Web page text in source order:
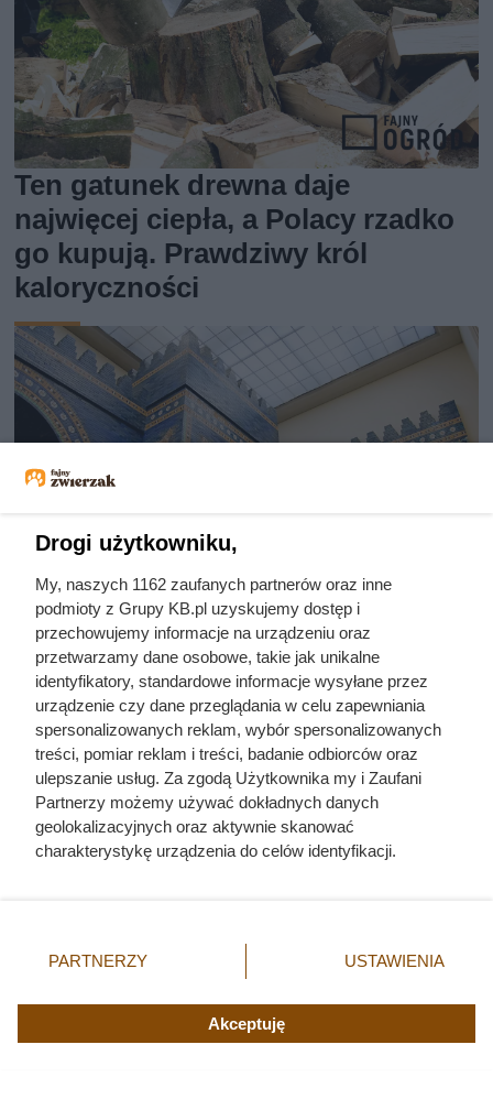
Ten gatunek drewna daje
najwięcej ciepła, a Polacy rzadko
go kupują. Prawdziwy król
kaloryczności
Herodot pisał o tym z
przerażeniem. Każda kobieta
musiała zrobić to chociaż raz w
życiu
Drogi użytkowniku,
My, naszych 1162 zaufanych partnerów oraz inne
podmioty z Grupy KB.pl uzyskujemy dostęp i
przechowujemy informacje na urządzeniu oraz
przetwarzamy dane osobowe, takie jak unikalne
identyfikatory, standardowe informacje wysyłane przez
urządzenie czy dane przeglądania w celu zapewniania
spersonalizowanych reklam, wybór spersonalizowanych
treści, pomiar reklam i treści, badanie odbiorców oraz
ulepszanie usług. Za zgodą Użytkownika my i Zaufani
Partnerzy możemy używać dokładnych danych
geolokalizacyjnych oraz aktywnie skanować
charakterystykę urządzenia do celów identyfikacji.
zmienić/wycofać klikając przycisk ustawień prywatności
znajdujący się w lewym dolnym rogu strony. Niektóre
użytkownika, ale masz prawo sprzeciwić się takiemu
przetwarzaniu. Preferencje będą miały zastosowania tylko
PARTNERZY USTAWIENIA
Akceptuję